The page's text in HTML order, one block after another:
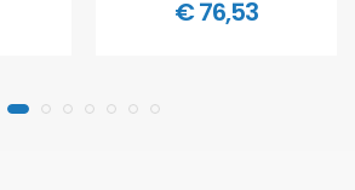
€ 76,53